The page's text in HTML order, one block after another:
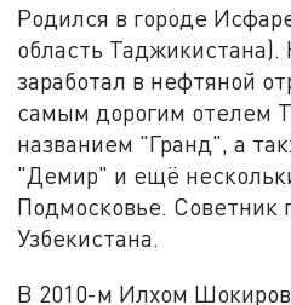
Родился в городе
область
заработал в нефтяной
самым дорогим отелем
названием "Гранд", а
"Демир" и ещё
Подмосковье. Советник
Узбекистана.
В 2010-м Илхом